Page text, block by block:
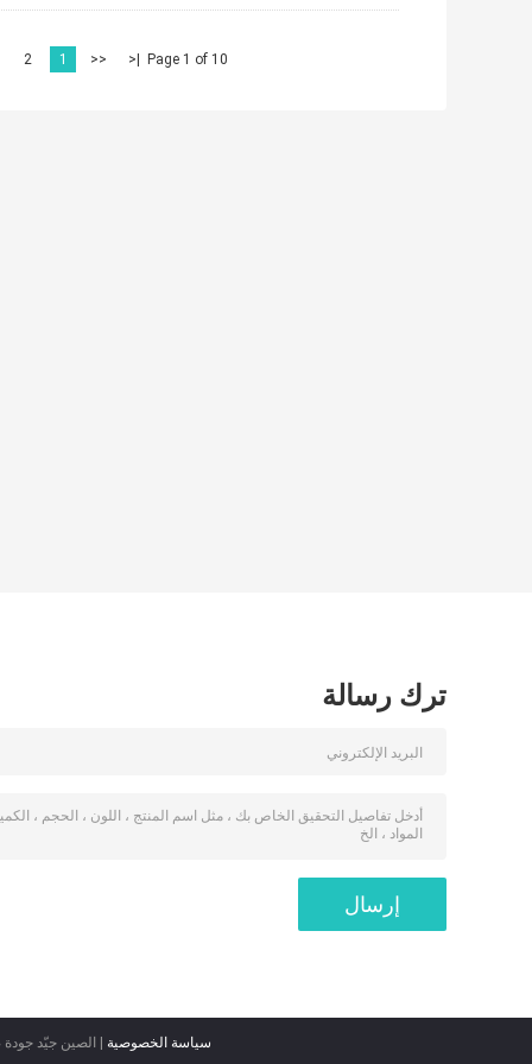
Page 1 of 10
|<
<<
1
2
ترك رسالة
سياسة الخصوصية | الصين جيّد